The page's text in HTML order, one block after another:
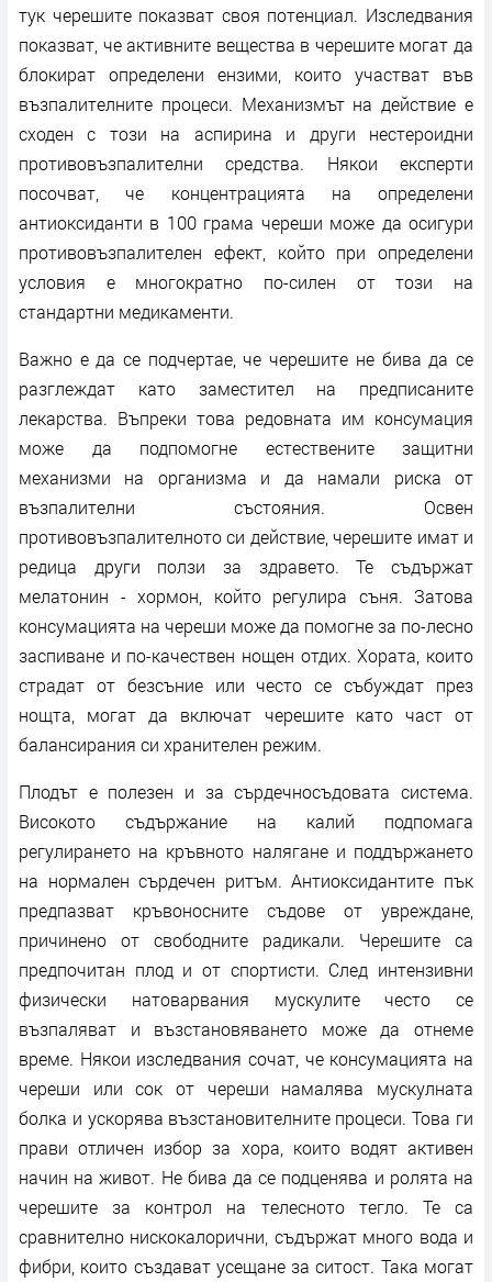
тук черешите показват своя потенциал. Изследвания
показват, че активните вещества в черешите могат да
блокират определени ензими, които участват във
възпалителните процеси. Механизмът на действие е
сходен с този на аспирина и други нестероидни
противовъзпалителни средства. Някои експерти
посочват, че концентрацията на определени
антиоксиданти в 100 грама череши може да осигури
противовъзпалителен ефект, който при определени
условия е многократно по-силен от този на
стандартни медикаменти.
Важно е да се подчертае, че черешите не бива да се
разглеждат като заместител на предписаните
лекарства. Въпреки това редовната им консумация
може да подпомогне естествените защитни
механизми на организма и да намали риска от
възпалителни състояния. Освен
противовъзпалителното си действие, черешите имат и
редица други ползи за здравето. Те съдържат
мелатонин - хормон, който регулира съня. Затова
консумацията на череши може да помогне за по-лесно
заспиване и по-качествен нощен отдих. Хората, които
страдат от безсъние или често се събуждат през
нощта, могат да включат черешите като част от
балансирания си хранителен режим.
Плодът е полезен и за сърдечносъдовата система.
Високото съдържание на калий подпомага
регулирането на кръвното налягане и поддържането
на нормален сърдечен ритъм. Антиоксидантите пък
предпазват кръвоносните съдове от увреждане,
причинено от свободните радикали. Черешите са
предпочитан плод и от спортисти. След интензивни
физически натоварвания мускулите често се
възпаляват и възстановяването може да отнеме
време. Някои изследвания сочат, че консумацията на
череши или сок от череши намалява мускулната
болка и ускорява възстановителните процеси. Това ги
прави отличен избор за хора, които водят активен
начин на живот. Не бива да се подценява и ролята на
черешите за контрол на телесното тегло. Те са
сравнително нискокалорични, съдържат много вода и
фибри, които създават усещане за ситост. Така могат